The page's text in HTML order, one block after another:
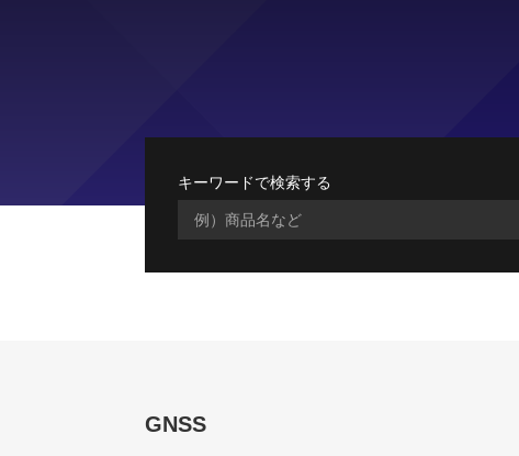
キーワードで検索する
GNSS